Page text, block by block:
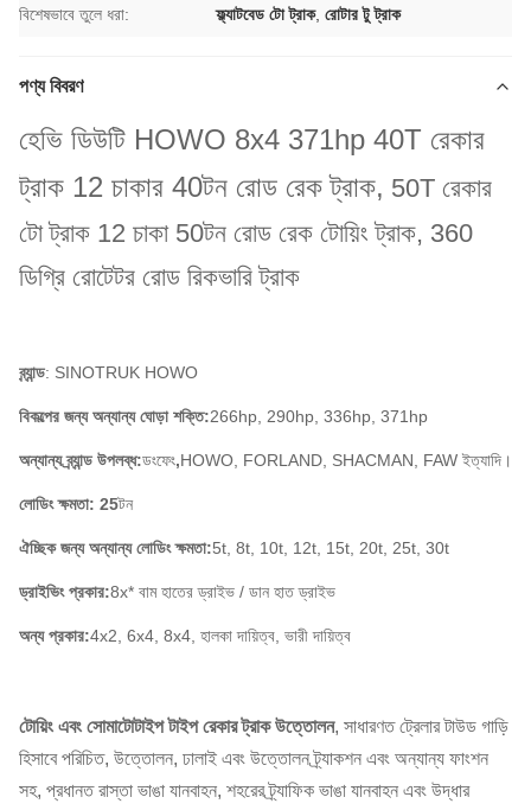
বিশেষভাবে তুলে ধরা: ফ্ল্যাটবেড টো ট্রাক,রোটার টু ট্রাক
পণ্য বিবরণ
হেভি ডিউটি ​​HOWO 8x4 371hp 40T রেকার
ট্রাক 12 চাকার 40টন রোড রেক ট্রাক, 50T রেকার
টো ট্রাক 12 চাকা 50টন রোড রেক টোয়িং ট্রাক, 360
ডিগ্রি রোটেটর রোড রিকভারি ট্রাক
ব্র্যান্ড: SINOTRUK HOWO
বিকল্পের জন্য অন্যান্য ঘোড়া শক্তি:266hp, 290hp, 336hp, 371hp
অন্যান্য ব্র্যান্ড উপলব্ধ:ডংফেং,HOWO, FORLAND, SHACMAN, FAW ইত্যাদি।
লোডিং ক্ষমতা: 25টন
ঐচ্ছিক জন্য অন্যান্য লোডিং ক্ষমতা:5t, 8t, 10t, 12t, 15t, 20t, 25t, 30t
ড্রাইভিং প্রকার:8x* বাম হাতের ড্রাইভ / ডান হাত ড্রাইভ
অন্য প্রকার:4x2, 6x4, 8x4, হালকা দায়িত্ব, ভারী দায়িত্ব
টোয়িং এবং সোমাটোটাইপ টাইপ রেকার ট্রাক উত্তোলন, সাধারণত ট্রেলার টাউড গাড়ি
হিসাবে পরিচিত, উত্তোলন, ঢালাই এবং উত্তোলন ট্র্যাকশন এবং অন্যান্য ফাংশন
সহ, প্রধানত রাস্তা ভাঙা যানবাহন, শহরের ট্র্যাফিক ভাঙা যানবাহন এবং উদ্ধার